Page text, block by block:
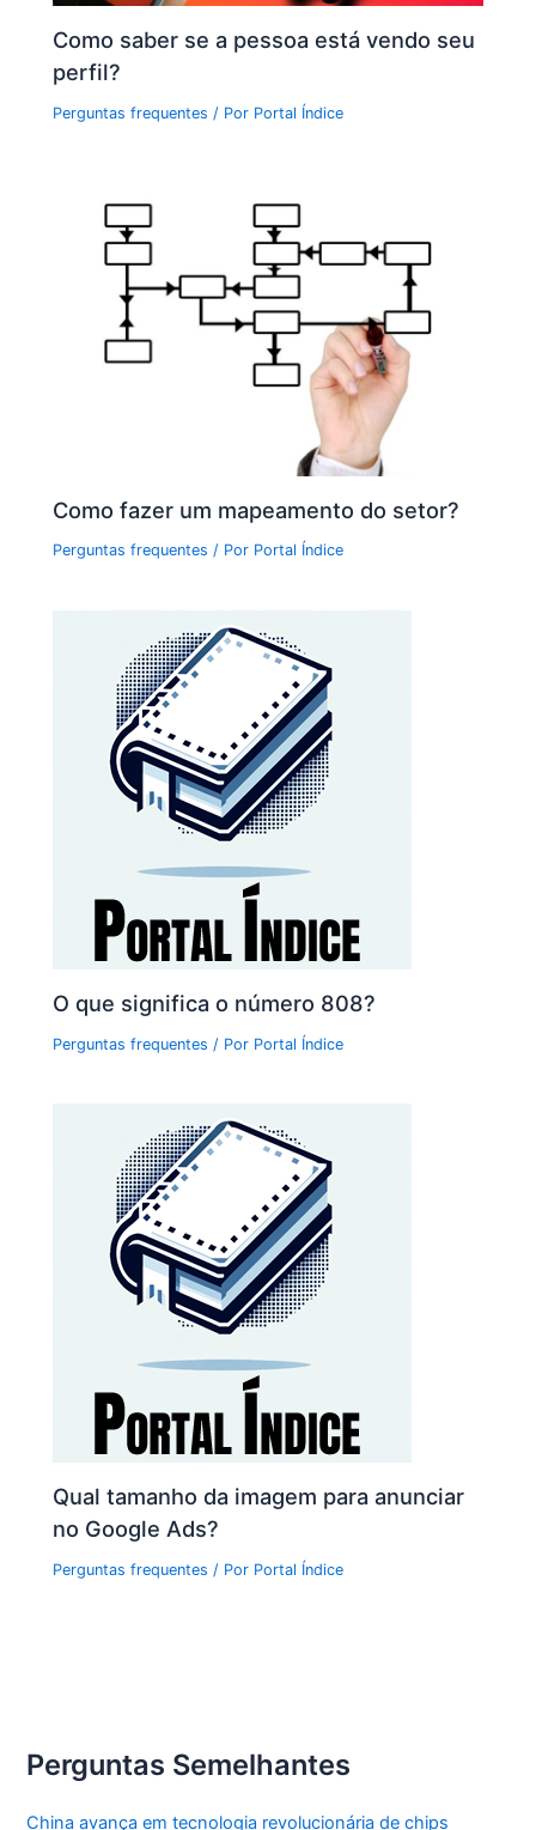
Como saber se a pessoa está vendo seu
perfil?
Perguntas frequentes / Por Portal Índice
Como fazer um mapeamento do setor?
Perguntas frequentes / Por Portal Índice
O que significa o número 808?
Perguntas frequentes / Por Portal Índice
Qual tamanho da imagem para anunciar
no Google Ads?
Perguntas frequentes / Por Portal Índice
Perguntas Semelhantes
China avança em tecnologia revolucionária de chips